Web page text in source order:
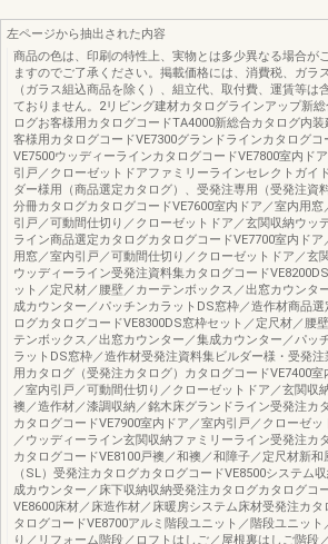
左ページから抽出された内容
商品の色は、印刷の特性上、実物とは多少異なる場合が
ますのでご了承ください。掲載価格には、消費税、ガラ
（ガラス組込商品を除く）、組立代、取付費、運賃等は
ておりません。2リビング建材カタログラインアップ新総
ログお客様用カタログコードTA4000新総合カタログ内装
客様用カタログコードVE7300グランドラインカタログコ
VE7500ウッディーラインカタログコードVE7800室内ド
引戸／クローゼットドアファミリーラインセレクトガイ
ダー様用（商品選定カタログ）、受発注専用（受発注資料
分冊カタログカタログコードVE7600室内ドア／室内用窓
引戸／可動間仕切り／クローゼットドア／玄関収納ウッ
ライン商品選定カタログカタログコードVE7700室内ドア
用窓／室内引戸／可動間仕切り／クローゼットドア／玄
ウッディーライン受発注資料集カタログコード
ット／定尺材／腰壁／カーテンボックス／出窓カウンタ
成カウンター／パッチンカラットDS窓枠／造作材商品選
ログカタログコードVE8300DS窓枠セット／定尺材／腰
テンボックス／出窓カウンター／集成カウンター／パッ
ラットDS窓枠／造作材受発注資料集ビルダー様・受発注
用カタログ（受発注カタログ）カタログコードVE7400室
／室内引戸／可動間仕切り／クローゼットドア／玄関収
襖／造作材／漆調収納／銘木床グランドライン受発注カ
カタログコードVE7900室内ドア／室内引戸／クローゼッ
／ウッディーライン玄関収納ファミリーライン受発注カ
カタログコードVE8100戸襖／和襖／和障子／定尺材新和
（SL）受発注カタログカタログコードVE8500システム
成カウンター／床下収納収納受発注カタログカタログコ
VE8600床材／床造作材／床暖房システム床材受発注カタ
タログコードVE8700アルミ階段ユニット／階段ユニット
り／リフォーム階段／ロフトはしご／屋根裏はしご階段